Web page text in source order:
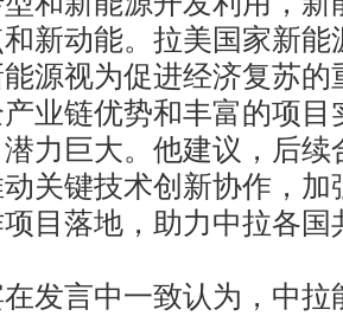
新动能。拉美国家新
源视为促进经济复苏
业链优势和丰富的项
力巨大。他建议，后
关键技术创新协作，
目落地，助力中拉各
言中一致认为，中拉